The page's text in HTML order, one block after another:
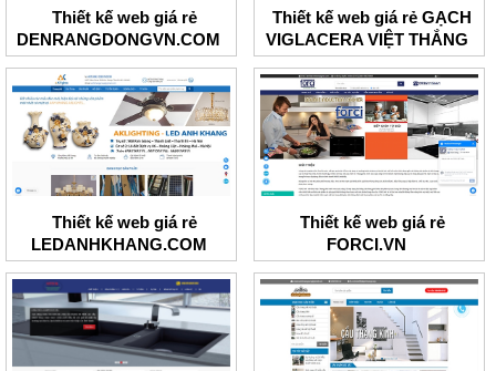
Thiết kế web giá rẻ
DENRANGDONGVN.COM
Thiết kế web giá rẻ GẠCH
VIGLACERA VIỆT THẮNG
Thiết kế web giá rẻ
LEDANHKHANG.COM
Thiết kế web giá rẻ
FORCI.VN